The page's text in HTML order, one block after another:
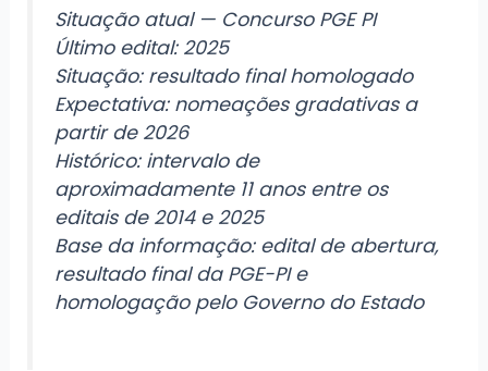
Situação atual — Concurso PGE PI
Último edital: 2025
Situação: resultado final homologado
Expectativa: nomeações gradativas a
partir de 2026
Histórico: intervalo de
aproximadamente 11 anos entre os
editais de 2014 e 2025
Base da informação: edital de abertura,
resultado final da PGE-PI e
homologação pelo Governo do Estado